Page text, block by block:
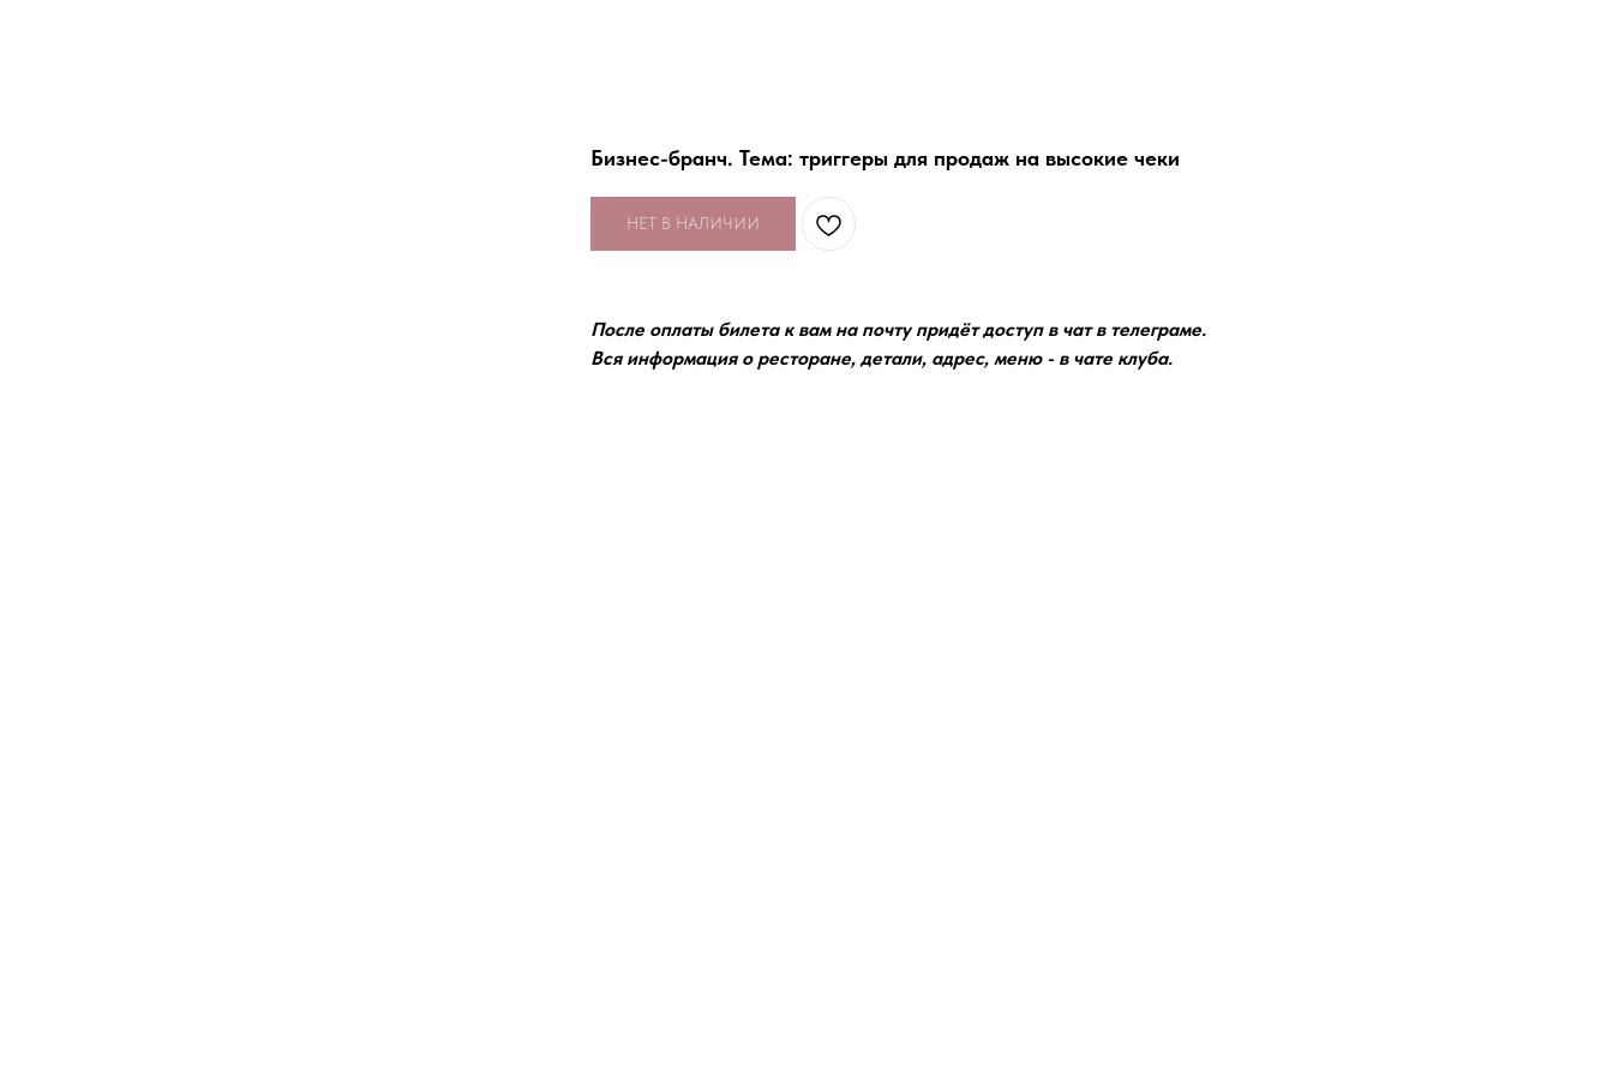
Бизнес-бранч. Тема: триггеры для продаж на высокие чеки
НЕТ В НАЛИЧИИ
После оплаты билета к вам на почту придёт доступ в чат в телеграме.
Вся информация о ресторане, детали, адрес, меню - в чате клуба.